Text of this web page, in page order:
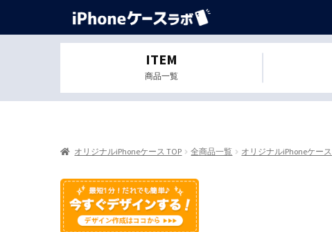
ITEM
商品一覧
オリジナルiPhoneケース TOP 全商品一覧 オリジナルiPhoneケース